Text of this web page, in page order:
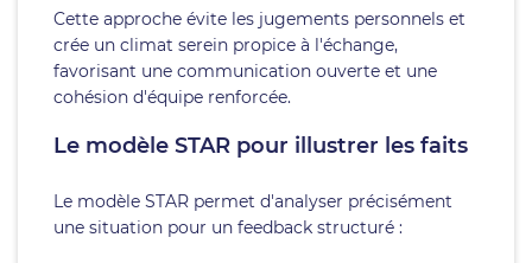
Cette approche évite les jugements personnels et
crée un climat serein propice à l'échange,
favorisant une communication ouverte et une
cohésion d'équipe renforcée.
Le modèle STAR pour illustrer les faits
Le modèle STAR permet d'analyser précisément
une situation pour un feedback structuré :